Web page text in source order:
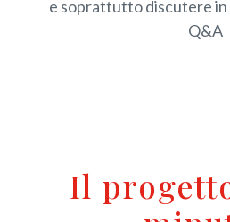
e soprattutto discutere
Q&A
Il